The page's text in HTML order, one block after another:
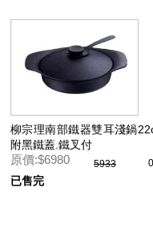
柳宗理南部鐵器雙耳淺鍋
附黑鐵蓋.鐵叉付
原價:$6980 5933 0
已售完